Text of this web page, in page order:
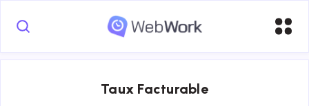
Taux Facturable